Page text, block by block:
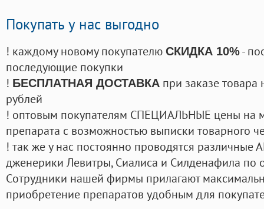
Покупать у нас выгодно
! каждому новому покупателю СКИДКА 10%-
последующие покупки
! БЕСПЛАТНАЯ ДОСТАВКА при заказе
рублей
! оптовым покупателям СПЕЦИАЛЬНЫЕ цены на
препарата с возможностью выписки товарного
! так же у нас постоянно проводятся
дженерики Левитры, Сиалиса и Силденафила по
Cотрудники нашей фирмы прилагают
приобретение препаратов удобным для